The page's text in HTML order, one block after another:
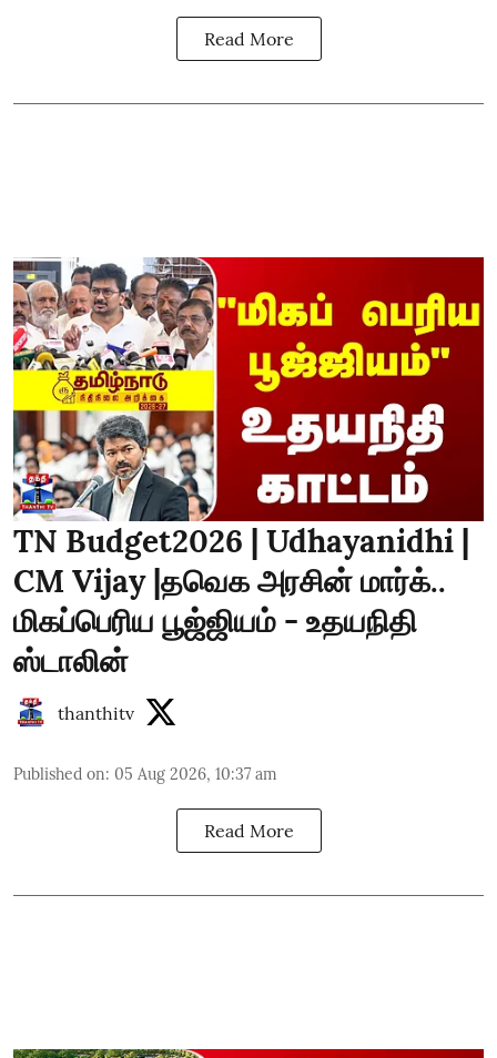
Read More
TN Budget2026 | Udhayanidhi |
CM Vijay |தவெக அரசின் மார்க்..
மிகப்பெரிய பூஜ்ஜியம் - உதயநிதி
ஸ்டாலின்
thanthitv
Published on: 05 Aug 2026, 10:37 am
Read More